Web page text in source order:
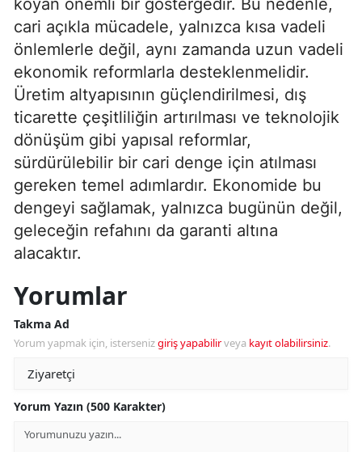
cari açıkla mücadele, yalnızca kısa vadeli
önlemlerle değil, aynı zamanda uzun vadeli
ekonomik reformlarla desteklenmelidir.
Üretim altyapısının güçlendirilmesi, dış
ticarette çeşitliliğin artırılması ve teknolojik
dönüşüm gibi yapısal reformlar,
sürdürülebilir bir cari denge için atılması
gereken temel adımlardır. Ekonomide bu
dengeyi sağlamak, yalnızca bugünün değil,
geleceğin refahını da garanti altına
alacaktır.
Yorumlar
Takma Ad
Yorum yapmak için, istersenizgiriş yapabilirveya kayıt olabilirsiniz.
Yorum Yazın (500 Karakter)